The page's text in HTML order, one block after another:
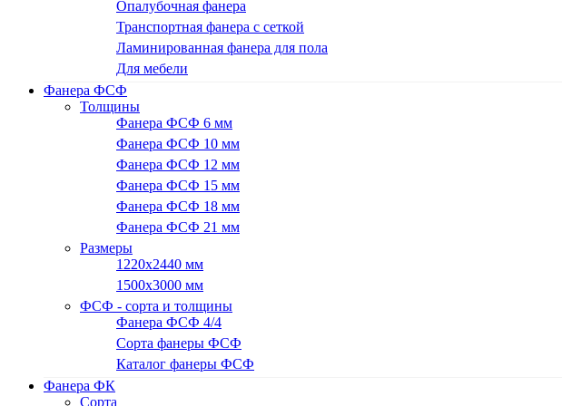
Опалубочная фанера
Транспортная фанера с сеткой
Ламинированная фанера для пола
Для мебели
Фанера ФСФ
Толщины
Фанера ФСФ 6 мм
Фанера ФСФ 10 мм
Фанера ФСФ 12 мм
Фанера ФСФ 15 мм
Фанера ФСФ 18 мм
Фанера ФСФ 21 мм
Размеры
1220х2440 мм
1500х3000 мм
ФСФ - сорта и толщины
Фанера ФСФ 4/4
Сорта фанеры ФСФ
Каталог фанеры ФСФ
Фанера ФК
Сорта